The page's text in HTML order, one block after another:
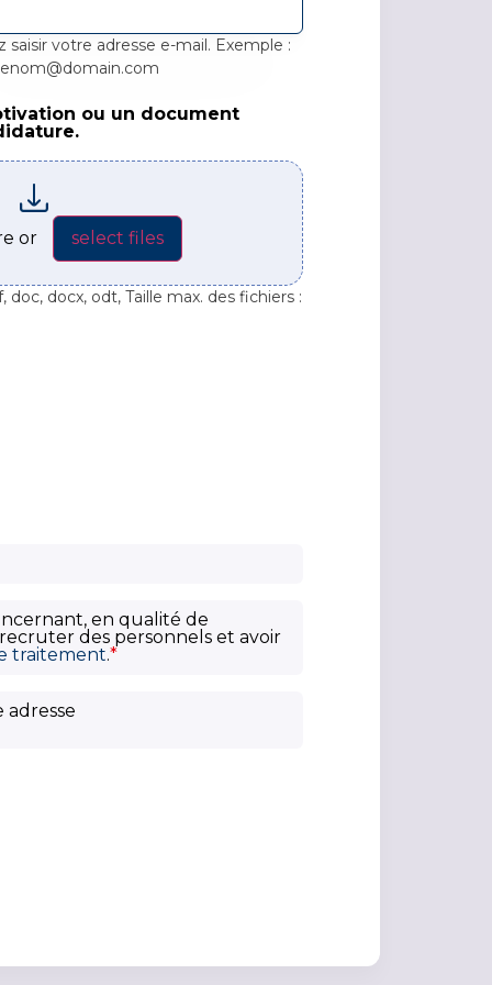
saisir votre adresse e-mail. Exemple :
ou un document pertinent lié à votre
ou un document
or select files
docx, odt, Taille max. des fichiers :
en qualité de
des personnels et avoir
traitement.*
adresse